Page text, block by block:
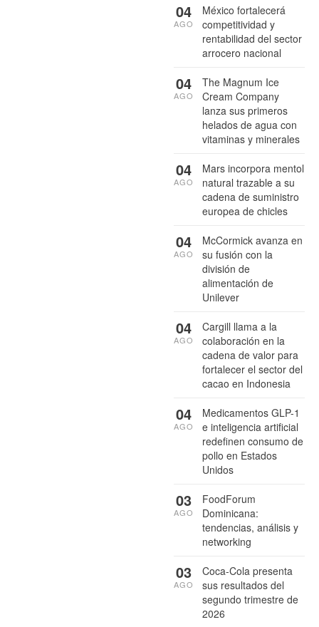
México fortalecerá
competitividad y
rentabilidad del sector
arrocero nacional
04
AGO
The Magnum Ice
Cream Company
lanza sus primeros
helados de agua con
vitaminas y minerales
04
AGO
Mars incorpora mentol
natural trazable a su
cadena de suministro
europea de chicles
04
AGO
McCormick avanza en
su fusión con la
división de
alimentación de
Unilever
04
AGO
Cargill llama a la
colaboración en la
cadena de valor para
fortalecer el sector del
cacao en Indonesia
04
AGO
Medicamentos GLP-1
e inteligencia artificial
redefinen consumo de
pollo en Estados
Unidos
04
AGO
FoodForum
Dominicana:
tendencias, análisis y
networking
03
AGO
Coca-Cola presenta
sus resultados del
segundo trimestre de
2026
03
AGO